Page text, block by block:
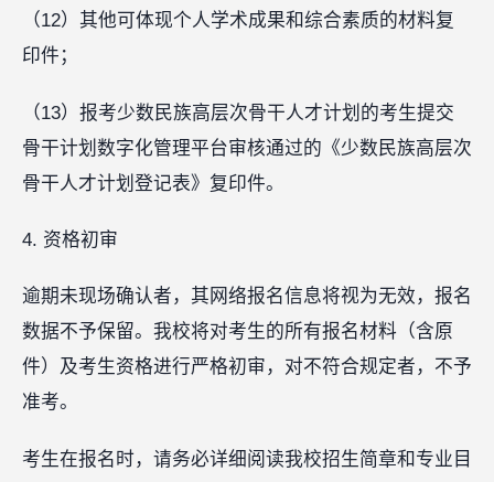
（12）其他可体现个人学术成果和综合素质的材料复
印件；
（13）报考少数民族高层次骨干人才计划的考生提交
骨干计划数字化管理平台审核通过的《少数民族高层次
骨干人才计划登记表》复印件。
4. 资格初审
逾期未现场确认者，其网络报名信息将视为无效，报名
数据不予保留。我校将对考生的所有报名材料（含原
件）及考生资格进行严格初审，对不符合规定者，不予
准考。
考生在报名时，请务必详细阅读我校招生简章和专业目